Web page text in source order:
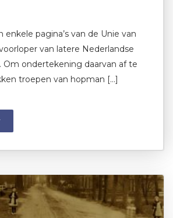
enkele pagina’s van de Unie van
van latere Nederlandse
ondertekening daarvan af te
troepen van hopman […]